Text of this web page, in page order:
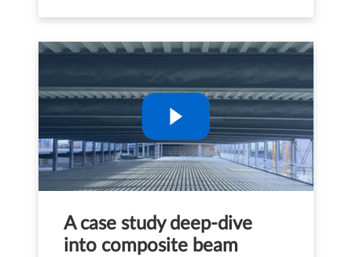
A case study deep-dive
into composite beam